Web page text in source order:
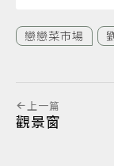
戀戀菜市場
上一篇
觀景窗